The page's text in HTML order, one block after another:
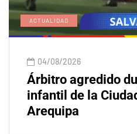
ACTUALIDAD
04/08/2026
Árbitro agredido
infantil de la
Arequipa